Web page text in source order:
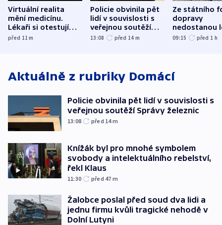
Virtuální realita
mění medicínu.
Lékaři si otestují
každý řez, říká
před 11m
Policie obvinila pět
lidí v souvislosti s
veřejnou soutěží
Správy železnic
13:08 před 14 m
Ze státního
dopravy
nedostanou
kraje na
09:15 před 1 h
Aktuálně z rubriky Domácí
Policie obvinila pět lidí v souvislosti s
veřejnou soutěží Správy železnic
13:08 před 14m
Knížák byl pro mnohé symbolem
svobody a intelektuálního rebelství,
řekl Klaus
11:30 před 47 m
Žalobce poslal před soud dva lidi a
jednu firmu kvůli tragické nehodě v
Dolní Lutyni